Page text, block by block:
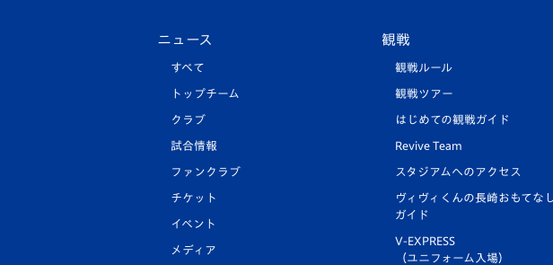
ニュース
すべて
トップチーム
クラブ
試合情報
ファンクラブ
チケット
イベント
メディア
観戦
観戦ルール
観戦ツアー
はじめての観戦ガイド
Revive Team
スタジアムへのアクセス
ヴィヴィくんの長崎おもてなし
ガイド
V-EXPRESS
（ユニフォーム入場）